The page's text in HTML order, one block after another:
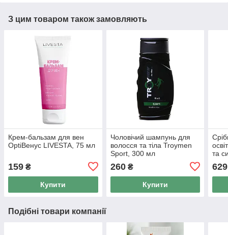
З цим товаром також замовляють
Крем-бальзам для вен
OptiВенус LIVESTA, 75 мл
159 ₴
Купити
Чоловічий шампунь для
волосся та тіла Troymen
Sport, 300 мл
260₴
Купити
та
629
Подібні товари компанії